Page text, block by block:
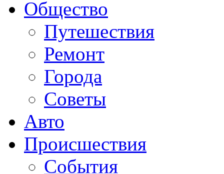
Общество
Путешествия
Ремонт
Города
Советы
Авто
Происшествия
События